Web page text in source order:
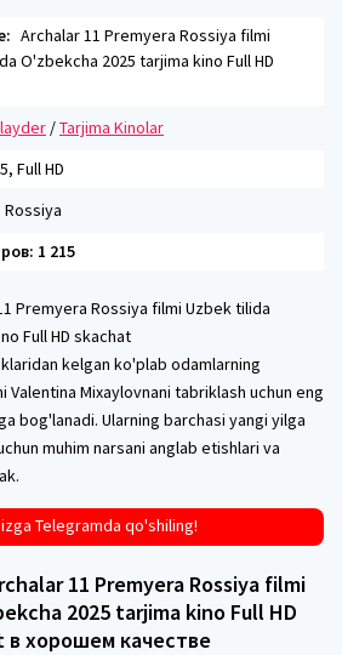
Archalar 11 Premyera Rossiya filmi
O'zbekcha 2025 tarjima kino Full HD
/Tarjima Kinolar
Full HD
Rossiya
1 215
Premyera Rossiya filmi Uzbek tilida
Full HD skachat
kelgan ko'plab odamlarning
Mixaylovnani tabriklash uchun eng
bog'lanadi. Ularning barchasi yangi yilga
muhim narsani anglab etishlari va
Telegramda qo'shiling!
11 Premyera Rossiya filmi
2025 tarjima kino Full HD
в хорошем качестве